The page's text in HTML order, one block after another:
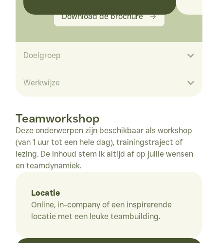
Download de brochure
Doelgroep
Versterk teamwelzijn, -
met de juiste tools.
DE WORKSHOPS ZIJN GERICHT NAAR
LEIDINGGEVENDEN TEAMLEIDERS
HR-PROFESSIONALS
Leidinggevenden
Werkwijze
In een vorm die past bij jouw
behoefte.
Elk team is anders daarom werk ik
Een
Teamworkshop
Deze onderwerpen zijn beschikbaar als workshop
(van 1 uur tot een hele dag), trainingstraject of
lezing. De inhoud stem ik altijd af op jullie wensen
en teamdynamiek.
Locatie
Online, in-company of een inspirerende
locatie met een leuke teambuilding.